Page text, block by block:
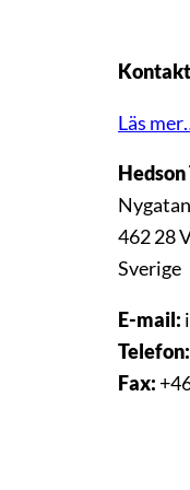
Läs
462 28
Sverige
E-mail:
Telefon:
Fax: